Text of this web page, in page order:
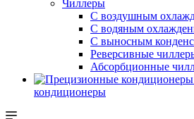
Чиллеры
С воздушным
С водяным
С выносным
Реверсивные
Абсорбционные
кондиционеры